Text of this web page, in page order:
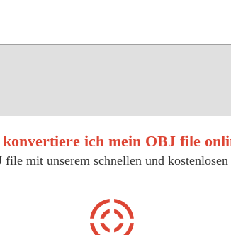
ich mein OBJ file
mit unserem schnellen und